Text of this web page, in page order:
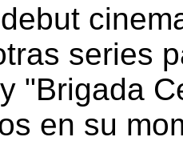
series
"Brigada
en su